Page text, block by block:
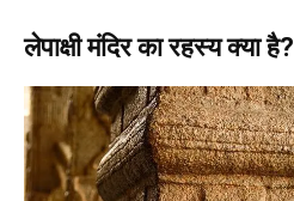
लेपाक्षी मंदिर का रहस्य क्या है?